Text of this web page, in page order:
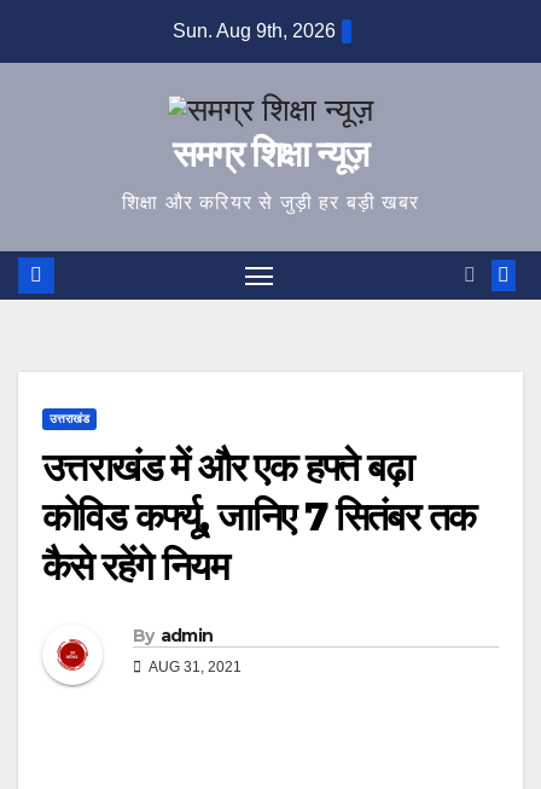
Sun. Aug 9th, 2026
समग्र शिक्षा न्यूज़
शिक्षा और करियर से जुड़ी हर बड़ी खबर
उत्तराखंड
उत्तराखंड में और एक हफ्ते बढ़ा
कोविड कर्फ्यू, जानिए 7 सितंबर तक
कैसे रहेंगे नियम
By admin
AUG 31, 2021